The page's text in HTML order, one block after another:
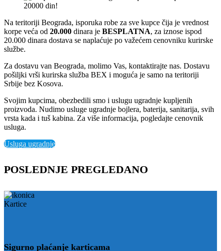
Na teritoriji Beograda, isporuka robe za sve kupce čija je vrednost
korpe veća od 20.000 dinara je BESPLATNA, za iznose ispod
20.000 dinara dostava se naplaćuje po važećem cenovniku kurirske
službe.
Za dostavu van Beograda, molimo Vas, kontaktirajte nas. Dostavu
pošiljki vrši kurirska služba BEX i moguća je samo na teritoriji
Srbije bez Kosova.
Svojim kupcima, obezbedili smo i uslugu ugradnje kupljenih
proizvoda. Nudimo usluge ugradnje bojlera, baterija, sanitarija, svih
vrsta kada i tuš kabina. Za više informacija, pogledajte cenovnik
usluga.
Usluga ugradnje
POSLEDNJE PREGLEDANO
Sigurno plaćanje karticama